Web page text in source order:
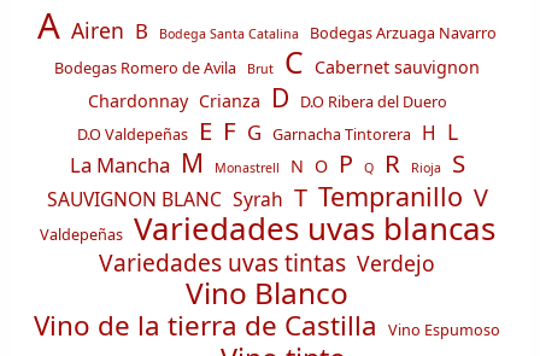
A Airen B Bodega Santa Catalina
Bodegas Arzuaga Navarro
Bodegas Romero de Avila
Brut C Cabernet sauvignon
Chardonnay Crianza D
D.O Ribera del Duero
D.O Valdepeñas
E F G Garnacha Tintorera H L
La Mancha M Monastrell N O P Q R Rioja S
SAUVIGNON BLANC Syrah T Tempranillo V
Valdepeñas Variedades uvas blancas
Variedades uvas tintas Verdejo
Vino Blanco
Vino de la tierra de Castilla
Vino Espumoso